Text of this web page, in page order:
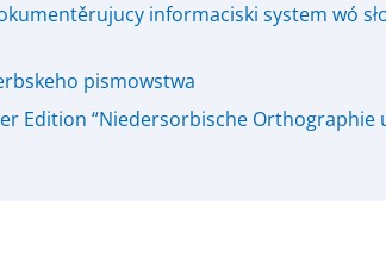
informaciski system wó
pismowstwa
Edition “Niedersorbische Orthographie